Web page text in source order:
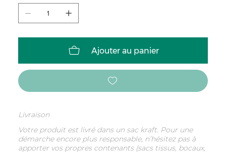
Ajouter au panier
Livraison
Votre produit est livré dans un sac kraft. Pour une
démarche encore plus responsable, n’hésitez pas à
apporter vos propres contenants (sacs tissus, bocaux,